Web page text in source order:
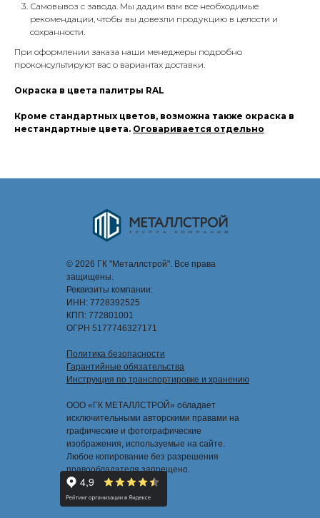
Самовывоз с завода. Мы дадим вам все необходимые
рекомендации, чтобы вы довезли продукцию в целости и
сохранности.
При оформлении заказа наши менеджеры подробно
проконсультируют вас о вариантах доставки.
Окраска в цвета палитры RAL
Кроме стандартных цветов, возможна также окраска в
нестандартные цвета. Оговаривается отдельно
© 2026 ГК "Металлстрой". Все права
защищены.
Реквизиты компании:
ИНН: 7728392525
КПП: 772801001
ОГРН 5177746327171
Политика безопасности
Гарантийные обязательства
Инструкция по транспортировке и хранению
ООО «ГК МЕТАЛЛСТРОЙ» обладает
исключительными авторскими правами на
графические и фотографические
изображения, используемые на сайте.
Любое копирование без разрешения
правообладателя запрещено.